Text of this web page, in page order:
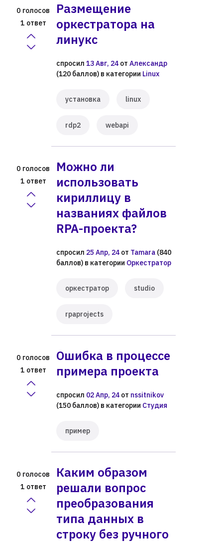
0 голосов
1 ответ
Размещение
оркестратора на
линукс
спросил 13 Авг, 24 от Александр
(120 баллов) в категории Linux
установка linux
rdp2 webapi
0 голосов
1 ответ
Можно ли
использовать
кириллицу в
названиях файлов
RPA-проекта?
спросил 25 Апр, 24 от Tamara (840
баллов) в категории Оркестратор
оркестратор studio
rpaprojects
0 голосов
1 ответ
Ошибка в процессе
примера проекта
спросил 02 Апр, 24 от nssitnikov
(150 баллов) в категории Студия
пример
0 голосов
1 ответ
Каким образом
решали вопрос
преобразования
типа данных в
строку без ручного